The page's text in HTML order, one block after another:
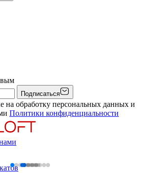
Подписаться
на обработку персональных данных и
Политики конфиденциальности